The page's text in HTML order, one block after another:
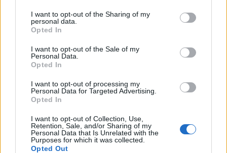
not limited to your visit or usage behaviour. You may click to
grant or deny consent to Google and its third-party tags to
use your data for below specified purposes in below Google
consent section.
I want to opt-out of the Sharing of my
personal data.
Opted In
I want to opt-out of the Sale of my
Personal Data.
Opted In
I want to opt-out of processing my
Personal Data for Targeted Advertising.
Opted In
I want to opt-out of Collection, Use,
Retention, Sale, and/or Sharing of my
Personal Data that Is Unrelated with the
Purposes for which it was collected.
Opted Out
Continua a leggere
LIFESTYLE